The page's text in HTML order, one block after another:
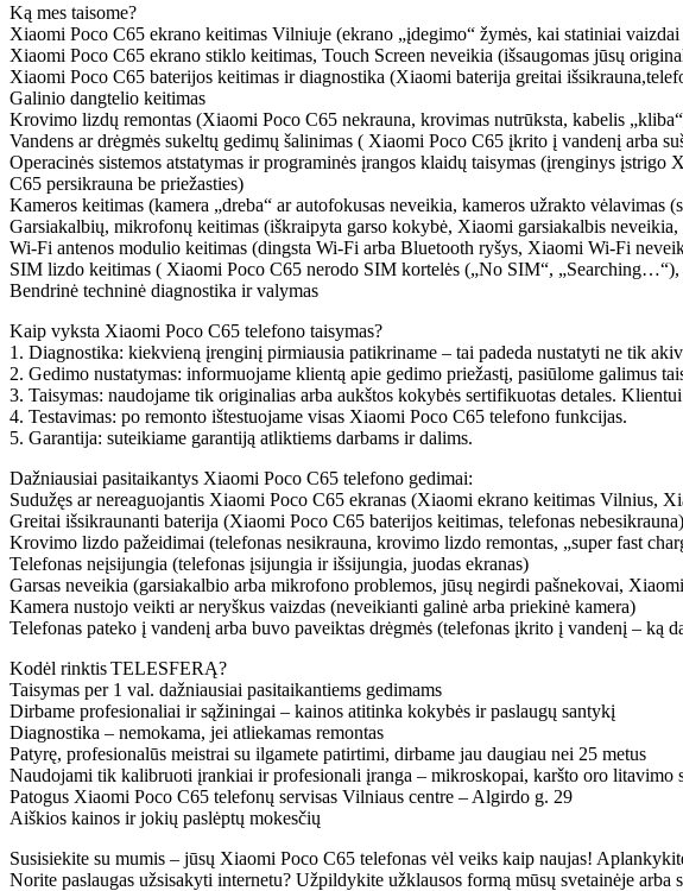
Ką mes taisome?
Xiaomi Poco C65 ekrano keitimas Vilniuje (ekrano „įdegimo“ žymės, kai statiniai
Xiaomi Poco C65 ekrano stiklo keitimas, Touch Screen neveikia (išsaugomas jūsų
Xiaomi Poco C65 baterijos keitimas ir diagnostika (Xiaomi baterija greitai
Galinio dangtelio keitimas
Krovimo lizdų remontas (Xiaomi Poco C65 nekrauna, krovimas nutrūksta, kabelis
Vandens ar drėgmės sukeltų gedimų šalinimas ( Xiaomi Poco C65 įkrito į vandenį arba
Operacinės sistemos atstatymas ir programinės įrangos klaidų taisymas (įrenginys
C65 persikrauna be priežasties)
Kameros keitimas (kamera „dreba“ ar autofokusas neveikia, kameros užrakto vėlavimas
Garsiakalbių, mikrofonų keitimas (iškraipyta garso kokybė, Xiaomi garsiakalbis neveikia,
Wi-Fi antenos modulio keitimas (dingsta Wi-Fi arba Bluetooth ryšys, Xiaomi Wi-Fi
SIM lizdo keitimas ( Xiaomi Poco C65 nerodo SIM kortelės („No SIM“,
Bendrinė techninė diagnostika ir valymas
Kaip vyksta Xiaomi Poco C65 telefono taisymas?
1. Diagnostika: kiekvieną įrenginį pirmiausia patikriname – tai padeda nustatyti ne tik
2. Gedimo nustatymas: informuojame klientą apie gedimo priežastį, pasiūlome galimus
3. Taisymas: naudojame tik originalias arba aukštos kokybės sertifikuotas detales.
4. Testavimas: po remonto ištestuojame visas Xiaomi Poco C65 telefono funkcijas.
5. Garantija: suteikiame garantiją atliktiems darbams ir dalims.
Dažniausiai pasitaikantys Xiaomi Poco C65 telefono gedimai:
Sudužęs ar nereaguojantis Xiaomi Poco C65 ekranas (Xiaomi ekrano keitimas Vilnius,
Greitai išsikraunanti baterija (Xiaomi Poco C65 baterijos keitimas, telefonas nebesikrauna)
Krovimo lizdo pažeidimai (telefonas nesikrauna, krovimo lizdo remontas, „super fast
Telefonas neįsijungia (telefonas įsijungia ir išsijungia, juodas ekranas)
Garsas neveikia (garsiakalbio arba mikrofono problemos, jūsų negirdi pašnekovai, Xiaomi
Kamera nustojo veikti ar neryškus vaizdas (neveikianti galinė arba priekinė kamera)
Telefonas pateko į vandenį arba buvo paveiktas drėgmės (telefonas įkrito į vandenį – ką
Kodėl rinktis TELESFERĄ?
Taisymas per 1 val. dažniausiai pasitaikantiems gedimams
Dirbame profesionaliai ir sąžiningai – kainos atitinka kokybės ir paslaugų santykį
Diagnostika – nemokama, jei atliekamas remontas
Patyrę, profesionalūs meistrai su ilgamete patirtimi, dirbame jau daugiau nei 25 metus
Naudojami tik kalibruoti įrankiai ir profesionali įranga – mikroskopai, karšto oro litavimo
Patogus Xiaomi Poco C65 telefonų servisas Vilniaus centre – Algirdo g. 29
Aiškios kainos ir jokių paslėptų mokesčių
Susisiekite su mumis – jūsų Xiaomi Poco C65 telefonas vėl veiks kaip naujas!
Norite paslaugas užsisakyti internetu? Užpildykite užklausos formą mūsų svetainėje arba